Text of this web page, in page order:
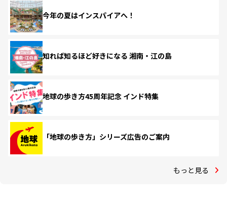
今年の夏はインスパイアへ！
知れば知るほど好きになる 湘南・江の島
地球の歩き方45周年記念 インド特集
「地球の歩き方」シリーズ広告のご案内
もっと見る